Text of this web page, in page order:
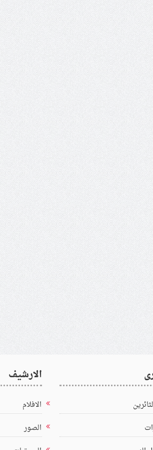
الارشيف
الافلام
الصور